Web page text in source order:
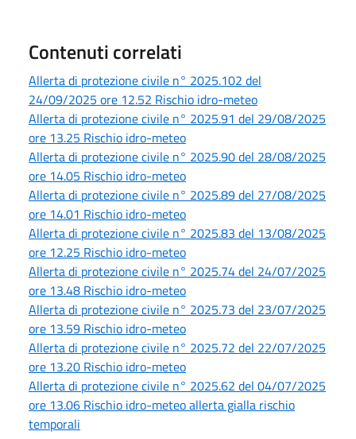
Contenuti correlati
Allerta di protezione civile n° 2025.102 del
24/09/2025 ore 12.52 Rischio idro-meteo
Allerta di protezione civile n° 2025.91 del 29/08/2025
ore 13.25 Rischio idro-meteo
Allerta di protezione civile n° 2025.90 del 28/08/2025
ore 14.05 Rischio idro-meteo
Allerta di protezione civile n° 2025.89 del 27/08/2025
ore 14.01 Rischio idro-meteo
Allerta di protezione civile n° 2025.83 del 13/08/2025
ore 12.25 Rischio idro-meteo
Allerta di protezione civile n° 2025.74 del 24/07/2025
ore 13.48 Rischio idro-meteo
Allerta di protezione civile n° 2025.73 del 23/07/2025
ore 13.59 Rischio idro-meteo
Allerta di protezione civile n° 2025.72 del 22/07/2025
ore 13.20 Rischio idro-meteo
Allerta di protezione civile n° 2025.62 del 04/07/2025
ore 13.06 Rischio idro-meteo allerta gialla rischio
temporali